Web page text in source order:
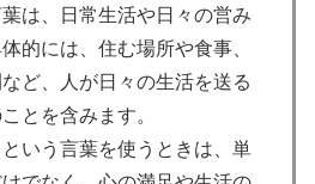
は、日常生活や日々の営み
的には、住む場所や食事、
ど、人が日々の生活を送る
とを含みます。
という言葉を使うときは、単